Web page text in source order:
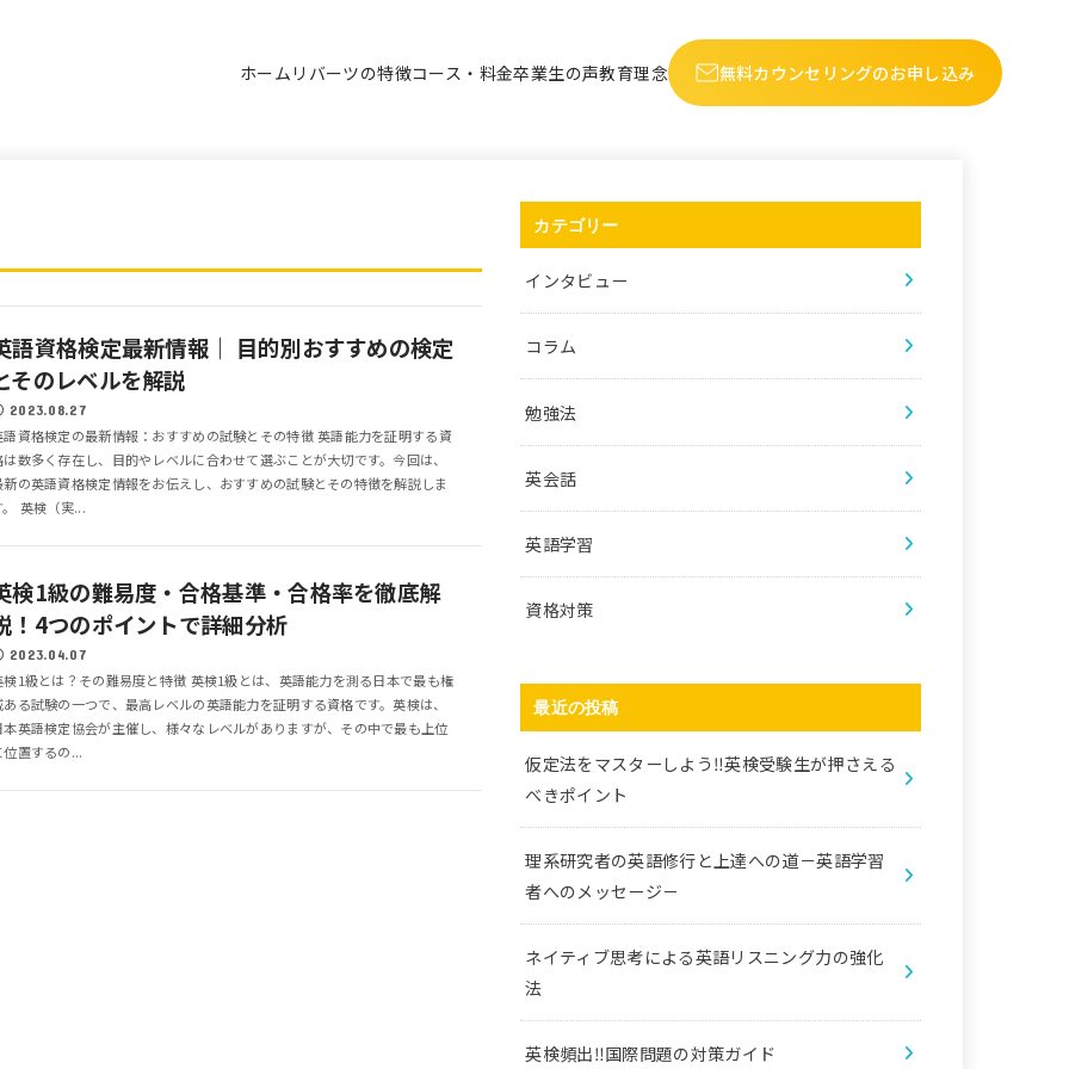
ホーム リバーツの特徴コース・料金卒業生の声教育理念 無料カウンセリングのお申し込み
語資格検定最新情報｜ 目的別おすすめの検定
そのレベルを解説
2023.08.27
語資格検定の最新情報：おすすめの試験とその特徴 英語能力を証明する資
は数多く存在し、目的やレベルに合わせて選ぶことが大切です。今回は、
新の英語資格検定情報をお伝えし、おすすめの試験とその特徴を解説しま
。 英検（実...
検1級の難易度・合格基準・合格率を徹底解
！4つのポイントで詳細分析
2023.04.07
検1級とは？その難易度と特徴 英検1級とは、英語能力を測る日本で最も権
ある試験の一つで、最高レベルの英語能力を証明する資格です。英検は、
本英語検定協会が主催し、様々なレベルがありますが、その中で最も上位
位置するの...
カテゴリー
インタビュー
コラム
勉強法
英会話
英語学習
資格対策
最近の投稿
仮定法をマスターしよう‼️英検受験生が押さえる
べきポイント
理系研究者の英語修行と上達への道－英語学習
者へのメッセージ－
ネイティブ思考による英語リスニング力の強化
法
英検頻出‼️国際問題の対策ガイド